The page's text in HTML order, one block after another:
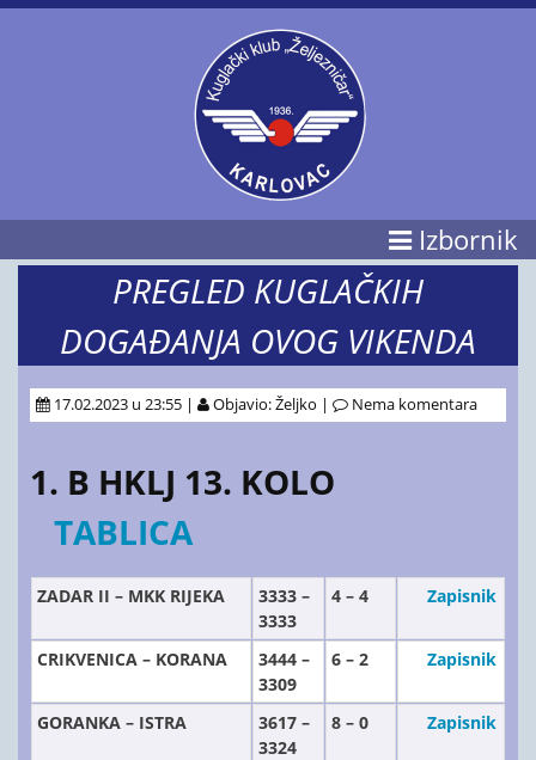
Izbornik
PREGLED KUGLAČKIH
DOGAĐANJA OVOG VIKENDA
17.02.2023 u 23:55 | Objavio: Željko | Nema komentara
1. B HKLJ 13. KOLO
TABLICA
ZADAR II – MKK RIJEKA
3333 –
3333
4 – 4 Zapisnik
CRIKVENICA – KORANA
3444 –
3309
6 – 2 Zapisnik
GORANKA – ISTRA
3617 –
3324
8 – 0 Zapisnik